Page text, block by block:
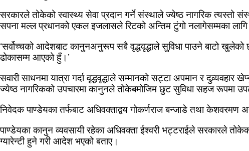
सरकारले तोकेको स्वास्थ्य सेवा प्रदान गर्ने संस्थाले ज्येष्ठ नागरिक त्यस्तो
सपना मल्ल प्रधानको एकल इजलासले रिटको अन्तिम टुंगो नलागेसम्मका लागि
‘सर्वोच्चको आदेशबाट कानुनअनुरूप सबै वृद्धवृद्धाले सुविधा पाउने बाटो
ढोकासम्म आएको हुँ।’
सवारी साधनमा यात्रा गर्दा वृद्धवृद्धाले सम्मानको सट्टा अपमान र
ज्येष्ठ नागरिकको उपचारमा कानुनले तोकेबमोजिम छुट सुविधा सहज रूपमा
निवेदक पाण्डेयका तर्फबाट अधिवक्ताद्वय गोकर्णराज बन्जाडे तथा केशवरमण
पाण्डेयका कानुन व्यवसायी रहेका अधिवक्ता ईश्वरी भट्टराईले सरकारले
ग्यारेन्टी हुने गरी आदेश भएको बताए।